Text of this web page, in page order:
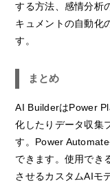
する方法、感情分析
キュメントの自動化
す。
まとめ
AI BuilderはPower
化したりデータ収集
す。Power
できます。使用でき
させるカスタムAIモ